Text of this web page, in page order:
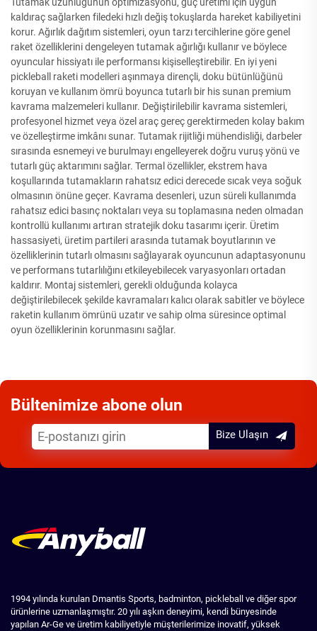
kaldıraç sağlarken filedeki hızlı değiş tokuşlarda hareket kabiliyetini
korur. Ağırlık dağıtım sistemleri, oyun tarzı tercihlerine göre genel
raket özelliklerini dengeleyen tutamak ağırlığı kullanır ve böylece
oyuncular hissiyatı ile performansı kişiselleştirebilir. En iyi yeni
pickleball raketi modelleri aşınmaya dirençli, doku bütünlüğünü
koruyan ve kullanım ömrü boyunca tutarlı bir his sunan premium
kavrama malzemeleri kullanır. Değiştirilebilir kavrama sistemleri,
profesyonel hizmet veya özel araç gereç gerektirmeden kolay bakım
ve özelleştirme imkânı sunar. Tutamak rijitliği mühendisliği, darbeler
sırasında esnemeyi ve burulmayı engelleyerek doğru vuruş yönü ve
tutarlı güç aktarımını sağlar. Termal özellikler, ekstrem hava
koşullarında tutamakların rahatsız edici derecede sıcak veya soğuk
olmasının önüne geçer. Kavrama desenleri, uzun süreli kullanımda
rahatsız edici basınç noktaları veya su toplamasına neden olmadan
kontrollü kullanımı artıran stratejik doku tasarımı içerir. Üretim
hassasiyeti, üretim partileri arasında tutamak boyutlarının ve
özelliklerinin tutarlı olmasını sağlayarak oyuncunun adaptasyonunu
ve performans tutarlılığını etkileyebilecek varyasyonları ortadan
kaldırır. Montaj sistemleri, gerekli olduğunda kolayca
değiştirilebilecek şekilde kavramaları kalıcı olarak sabitler ve böylece
raketin kullanım ömrünü uzatır ve sahip olma süresince optimal
oyun özelliklerinin korunmasını sağlar.
Bültenimize abone olun
Bize Ulaşın
1994 yılında kurulan Dmantis Sports, badminton, pickleball ve diğer spor
ürünlerine uzmanlaşmıştır. 20 yılı aşkın deneyimi, kendi bünyesinde
yapılan Ar-Ge ve üretim kabiliyetiyle müşterilerimize inovatif, yüksek